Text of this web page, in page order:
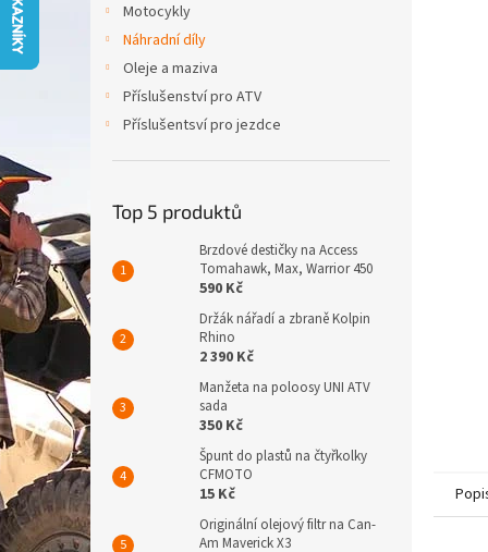
Motocykly
Náhradní díly
Oleje a maziva
Příslušenství pro ATV
Příslušentsví pro jezdce
Top 5 produktů
Brzdové destičky na Access
Tomahawk, Max, Warrior 450
590 Kč
Držák nářadí a zbraně Kolpin
Rhino
2 390 Kč
Manžeta na poloosy UNI ATV
sada
350 Kč
Špunt do plastů na čtyřkolky
CFMOTO
15 Kč
Originální olejový filtr na Can-
Am Maverick X3